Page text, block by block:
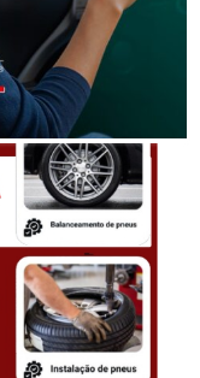
à força agora